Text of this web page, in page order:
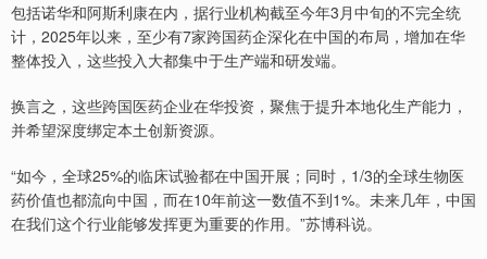
包括诺华和阿斯利康在内，据行业机构截至今年3月中旬的不完全统
计，2025年以来，至少有7家跨国药企深化在中国的布局，增加在华
整体投入，这些投入大都集中于生产端和研发端。
换言之，这些跨国医药企业在华投资，聚焦于提升本地化生产能力，
并希望深度绑定本土创新资源。
“如今，全球25%的临床试验都在中国开展；同时，1/3的全球生物医
药价值也都流向中国，而在10年前这一数值不到1%。未来几年，中国
在我们这个行业能够发挥更为重要的作用。”苏博科说。